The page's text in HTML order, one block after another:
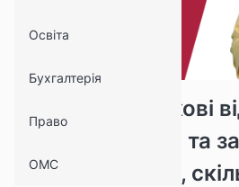
Освіта
Бухгалтерія
Право
ОМС
Щорічні додаткові
шкідливі умови та
характер: кому,
11305 1751